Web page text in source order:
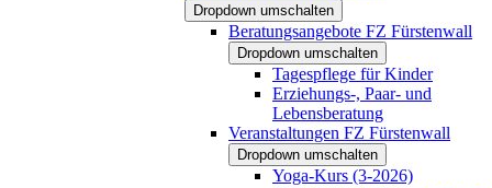
Dropdown umschalten
Beratungsangebote FZ Fürstenwall
Dropdown umschalten
Tagespflege für Kinder
Erziehungs-, Paar- und
Lebensberatung
Veranstaltungen FZ Fürstenwall
Dropdown umschalten
Yoga-Kurs (3-2026)